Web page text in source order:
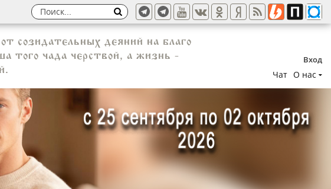
Вход
Чат О нас
созидательных деяний на благо
того чада черствой, а жизнь -